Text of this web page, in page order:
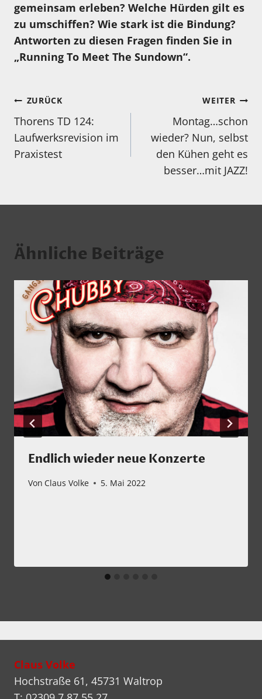
gemeinsam erleben? Welche Hürden gilt es
zu umschiffen? Wie stark ist die Bindung?
Antworten zu diesen Fragen finden Sie in
„Running To Meet The Sundown“.
Beitragsnavigation
ZURÜCK
Thorens TD 124:
Laufwerksrevision im
Praxistest
WEITER
Montag…schon
wieder? Nun, selbst
den Kühen geht es
besser…mit JAZZ!
Ähnliche Beiträge
Endlich wieder neue Konzerte
Von Claus Volke 5. Mai 2022
Claus Volke
Hochstraße 61, 45731 Waltrop